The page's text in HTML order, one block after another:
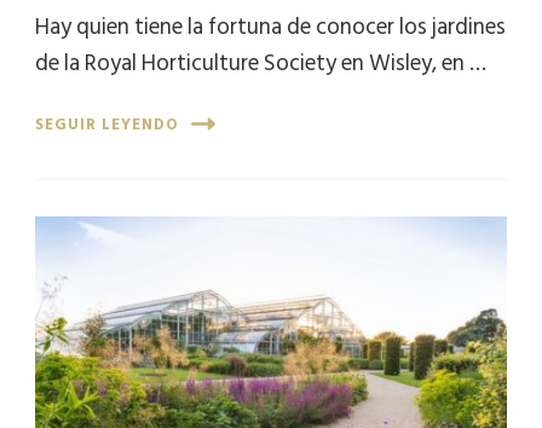
Hay quien tiene la fortuna de conocer los jardines
de la Royal Horticulture Society en Wisley, en …
SEGUIR LEYENDO